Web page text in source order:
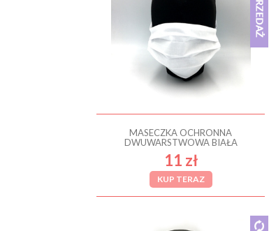
MASECZKA OCHRONNA
DWUWARSTWOWA BIAŁA
11 zł
KUP TERAZ